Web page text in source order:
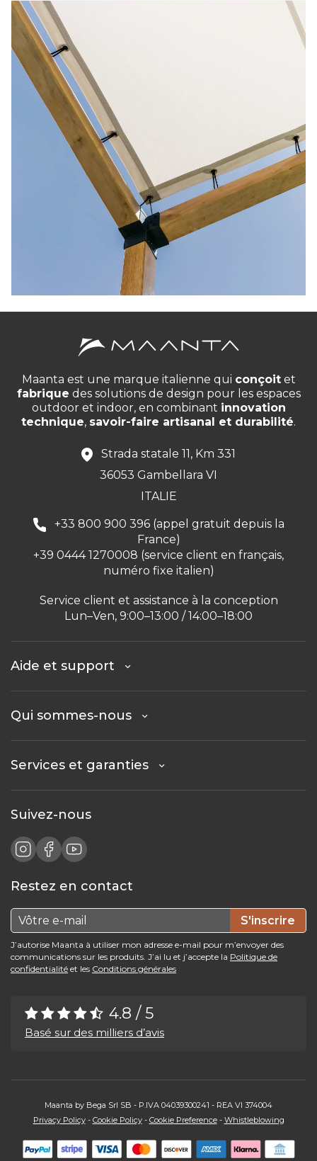
Maanta est une marque italienne qui conçoitet
fabrique des solutions de design pour les espaces
outdoor et indoor, en combinant innovation
technique, savoir-faire artisanal et durabilité.
Strada statale 11, Km 331
36053 Gambellara VI
ITALIE
+33 800 900 396 (appel gratuit depuis la
France)
+39 0444 1270008 (service client en français,
numéro fixe italien)
Service client et assistance à la conception
Lun–Ven, 9:00–13:00 / 14:00–18:00
Aide et support
Qui sommes-nous
Services et garanties
Suivez-nous
Restez en contact
S'inscrire
J’autorise Maanta à utiliser mon adresse e-mail pour m’envoyer des
communications sur les produits. J’ai lu et j’accepte la Politique de
confidentialité et les Conditions générales
4.8 / 5
Basé sur des milliers d’avis
Maanta by Bega Srl SB - P.IVA 04039300241 - REA VI 374004
Privacy Policy- Cookie Policy- Cookie Preference- Whistleblowing